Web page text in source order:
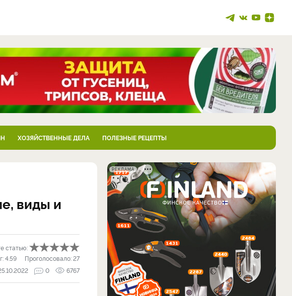
ХОЗЯЙСТВЕННЫЕ ДЕЛА ПОЛЕЗНЫЕ РЕЦЕПТЫ
виды и
статью:
4.59 Проголосовало:27
0 6767
РЕКЛАМА